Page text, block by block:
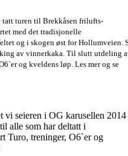
tatt turen til Brekkåsen frilufts-
med det tradisjonelle
og i skogen øst for Hollumveien.
av vinnerkaka. Til slutt utdeling
og kveldens løp. Les mer og se
vi seieren i OG karusellen 2014
alle som har deltatt i
Turo, treninger, O6`er og